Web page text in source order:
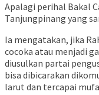
Apalagi perihal Bakal
Tanjungpinang yang
Ia mengatakan, jika
cocoka atau menjadi
diusulkan partai
bisa dibicarakan
larut dan tercapai